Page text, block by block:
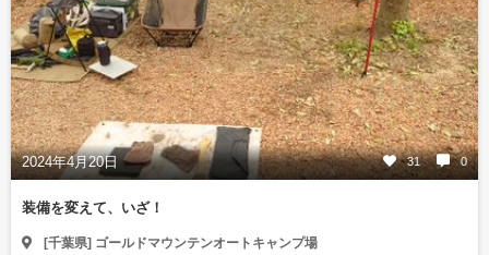
2024年4月20日 31 0
装備を変えて、いざ！
[千葉県] ゴールドマウンテンオートキャンプ場